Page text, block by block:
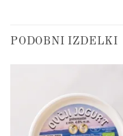
PODOBNI IZDELKI